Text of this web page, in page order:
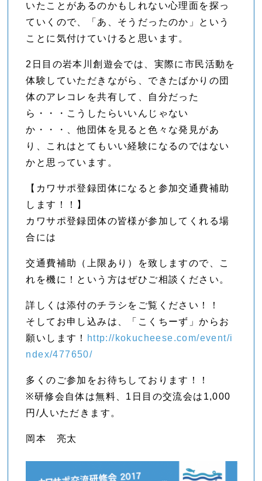
いたことがあるのかもしれない心理面を探っ
ていくので、「あ、そうだったのか」という
ことに気付けていけると思います。
2日目の岩本川創遊会では、実際に市民活動を
体験していただきながら、できたばかりの団
体のアレコレを共有して、自分だった
ら・・・こうしたらいいんじゃない
か・・・、他団体を見ると色々な発見があ
り、これはとてもいい経験になるのではない
かと思っています。
【カワサポ登録団体になると参加交通費補助
します！！】
カワサポ登録団体の皆様が参加してくれる場
合には
交通費補助（上限あり）を致しますので、こ
れを機に！という方はぜひご相談ください。
詳しくは添付のチラシをご覧ください！！
そしてお申し込みは、「こくちーず」からお
願いします！
http://kokucheese.com/event/i
ndex/477650/
多くのご参加をお待ちしております！！
※研修会自体は無料、1日目の交流会は1,000
円/人いただきます。
岡本 亮太